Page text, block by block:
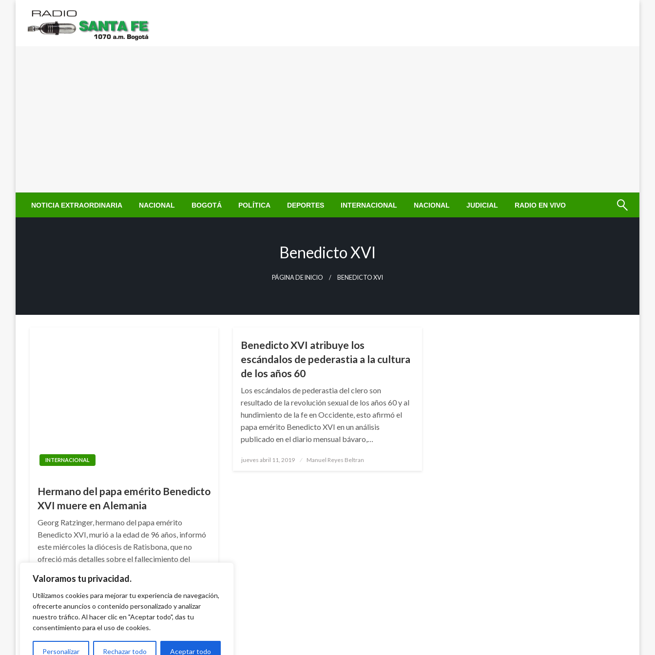
Valoramos tu privacidad.
Utilizamos cookies para mejorar tu experiencia de navegación,
ofrecerte anuncios o contenido personalizado y analizar
nuestro tráfico. Al hacer clic en "Aceptar todo", das tu
consentimiento para el uso de cookies.
Personalizar Rechazar todo Aceptar todo
contenido
NOTICIA EXTRAORDINARIA NACIONAL BOGOTÁ POLÍTICA DEPORTES INTERNACIONAL NACIONAL JUDICIAL RADIO EN VIVO
Benedicto XVI
PÁGINA DE INICIO BENEDICTO XVI
INTERNACIONAL
Hermano del papa emérito Benedicto
XVI muere en Alemania
Georg Ratzinger, hermano del papa emérito
Benedicto XVI, murió a la edad de 96 años, informó
este miércoles la diócesis de Ratisbona, que no
ofreció más detalles sobre el fallecimiento del
el
miércoles julio 1, 2020 Manuel Reyes Beltran
INTERNACIONAL
Benedicto XVI atribuye los
escándalos de pederastia a la cultura
de los años 60
Los escándalos de pederastia del clero son
resultado de la revolución sexual de los años 60 y al
hundimiento de la fe en Occidente, esto afirmó el
papa emérito Benedicto XVI en un análisis
publicado en el diario mensual bávaro,…
Publicado
jueves abril 11, 2019 Manuel Reyes Beltran